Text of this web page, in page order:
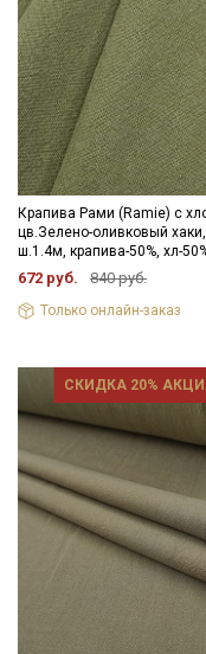
Крапива Рами (Ramie) с
цв.Зелено-оливковый
ш.1.4м, крапива-50%, хл-
672 руб. 840 руб.
Только онлайн-заказ
СКИДКА 20%
Ознакомлен(а) с
данных и даю
данных
ДаюСогласие на
информационных